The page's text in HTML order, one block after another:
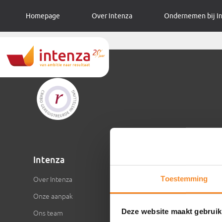
Toestemming
Deze website maakt
Homepage Over Intenza Ondernemen bij
Intenza
Over Intenza
Onze aanpak
Ons team
Artikelen
Video’s